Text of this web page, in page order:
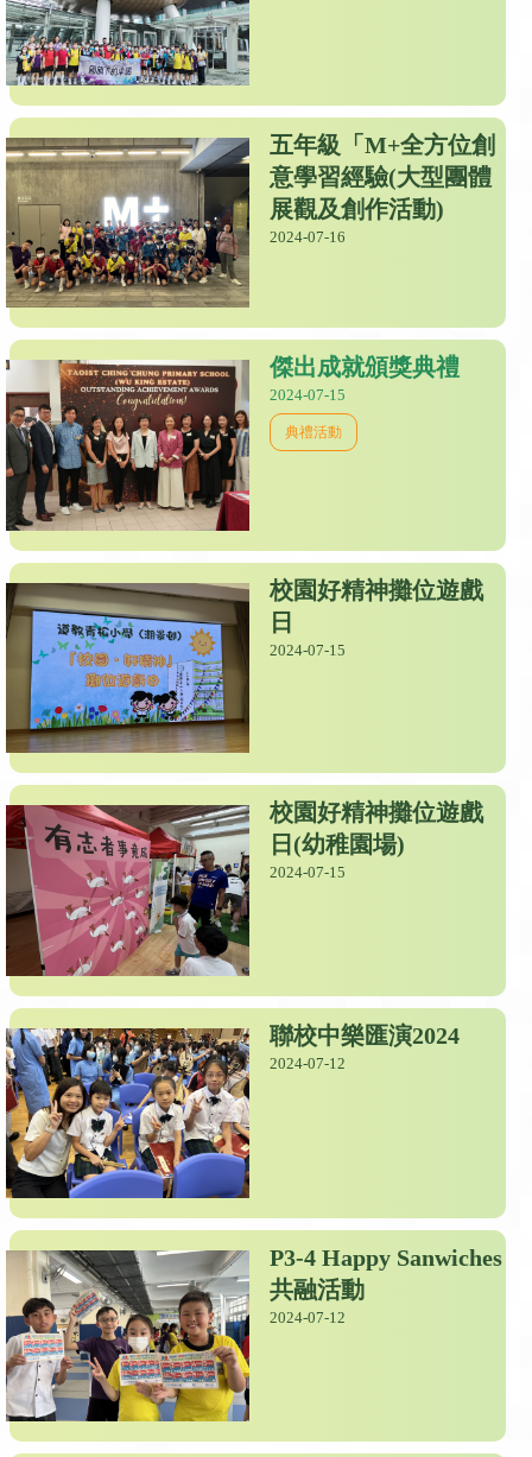
五年級「M+全方位創
意學習經驗(大型團體
展觀及創作活動)
2024-07-16
傑出成就頒獎典禮
2024-07-15
典禮活動
校園好精神攤位遊戲
日
2024-07-15
校園好精神攤位遊戲
日(幼稚園場)
2024-07-15
聯校中樂匯演2024
2024-07-12
P3-4 Happy Sanwiches
共融活動
2024-07-12